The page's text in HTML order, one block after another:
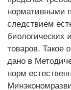
нормативными
следствием
биологических
товаров. Такое
дано в
норм